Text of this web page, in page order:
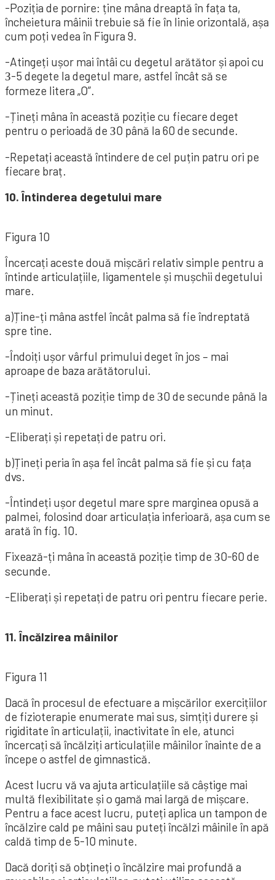
-Poziția de pornire: ține mâna dreaptă în fața ta,
încheietura mâinii trebuie să fie în linie orizontală, așa
cum poți vedea în Figura 9.
-Atingeți ușor mai întâi cu degetul arătător și apoi cu
З-5 degete la degetul mare, astfel încât să se
formeze litera „O”.
-Țineți mâna în această poziție cu fiecare deget
pentru o perioadă de З0 până la 60 de secunde.
-Repetați această întindere de cel puțin patru ori pe
fiecare braț.
10. Întinderea degetului mare
Figura 10
Încercați aceste două mișcări relativ simple pentru a
întinde articulațiile, ligamentele și mușchii degetului
mare.
a)Ține-ți mâna astfel încât palma să fie îndreptată
spre tine.
-Îndoiți ușor vârful primului deget în jos – mai
aproape de baza arătătorului.
-Țineți această poziție timp de З0 de secunde până la
un minut.
-Eliberați și repetați de patru ori.
b)Țineți peria în așa fel încât palma să fie și cu fața
dvs.
-Întindeți ușor degetul mare spre marginea opusă a
palmei, folosind doar articulația inferioară, așa cum se
arată în fig. 10.
Fixează-ți mâna în această poziție timp de З0-60 de
secunde.
-Eliberați și repetați de patru ori pentru fiecare perie.
11. Încălzirea mâinilor
Figura 11
Dacă în procesul de efectuare a mișcărilor exercițiilor
de fizioterapie enumerate mai sus, simțiți durere și
rigiditate în articulații, inactivitate în ele, atunci
încercați să încălziți articulațiile mâinilor înainte de a
începe o astfel de gimnastică.
Acest lucru vă va ajuta articulațiile să câștige mai
multă flexibilitate și o gamă mai largă de mișcare.
Pentru a face acest lucru, puteți aplica un tampon de
încălzire cald pe mâini sau puteți încălzi mâinile în apă
caldă timp de 5-10 minute.
Dacă doriți să obțineți o încălzire mai profundă a